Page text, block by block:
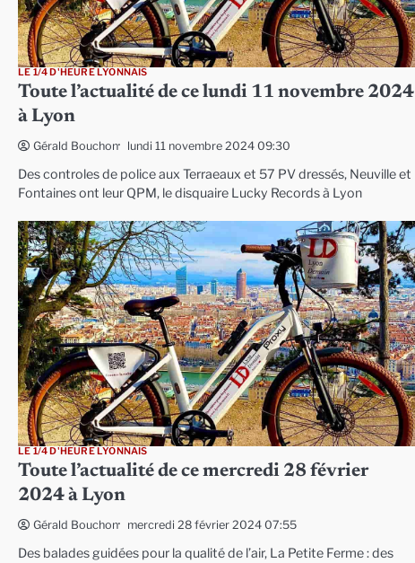
LE 1/4 D'HEURE LYONNAIS
Toute l’actualité de ce lundi 11 novembre 2024
à Lyon
Gérald Bouchon lundi 11 novembre 2024 09:30
Des controles de police aux Terraeaux et 57 PV dressés, Neuville et
Fontaines ont leur QPM, le disquaire Lucky Records à Lyon
LE 1/4 D'HEURE LYONNAIS
Toute l’actualité de ce mercredi 28 février
2024 à Lyon
Gérald Bouchon mercredi 28 février 2024 07:55
Des balades guidées pour la qualité de l’air, La Petite Ferme : des